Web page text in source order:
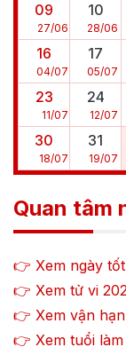
09
27/06
10
28/06
16
04/07
17
05/07
23
11/07
24
12/07
30
18/07
31
19/07
Quan tâm
👉 Xem ngày
👉 Xem tử vi
👉 Xem vận hạn
👉 Xem tuổi